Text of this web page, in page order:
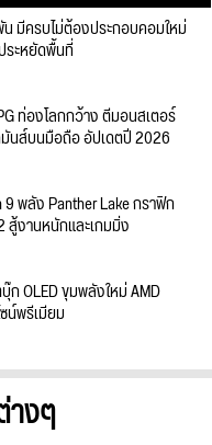
มีครบไม่ต้องประกอบคอมใหม่
ระหยัดพื้นที่
ท่องโลกกว้าง ตีมอนสเตอร์
นส์บนมือถือ อัปเดตปี 2026
9 พลัง Panther Lake กราฟิก
สู้งานหนักและเกมมิ่ง
ก OLED ขุมพลังใหม่ AMD
น์พรีเมียม
งๆ